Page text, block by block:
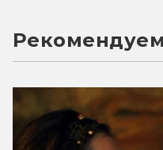
Рекомендуем